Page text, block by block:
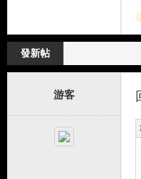
發新帖
游客